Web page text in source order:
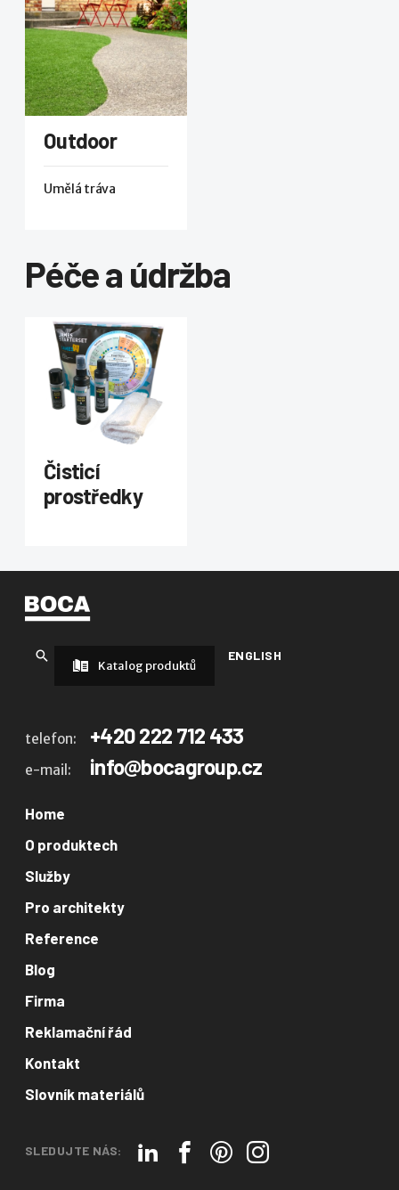
Outdoor
Umělá tráva
Péče a údržba
Čisticí
prostředky
ENGLISH
Katalog produktů
telefon: +420 222 712 433
e-mail: info@bocagroup.cz
Home
O produktech
Služby
Pro architekty
Reference
Blog
Firma
Reklamační řád
Kontakt
Slovník materiálů
SLEDUJTE NÁS: